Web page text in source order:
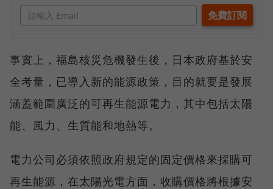
事實上，福島核災危機發生後，日本政府基於安
全考量，已導入新的能源政策，目的就要是發展
涵蓋範圍廣泛的可再生能源電力，其中包括太陽
能、風力、生質能和地熱等。
電力公司必須依照政府規定的固定價格來採購可
再生能源，在太陽光電方面，收購價格將根據安